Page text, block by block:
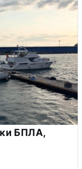
БПЛА,